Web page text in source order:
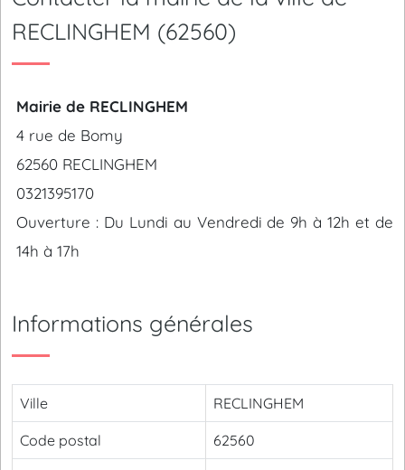
RECLINGHEM (62560)
Mairie de RECLINGHEM
4 rue de Bomy
62560 RECLINGHEM
0321395170
Ouverture : Du Lundi au Vendredi de 9h à 12h et de
14h à 17h
Informations générales
Ville RECLINGHEM
Code postal 62560